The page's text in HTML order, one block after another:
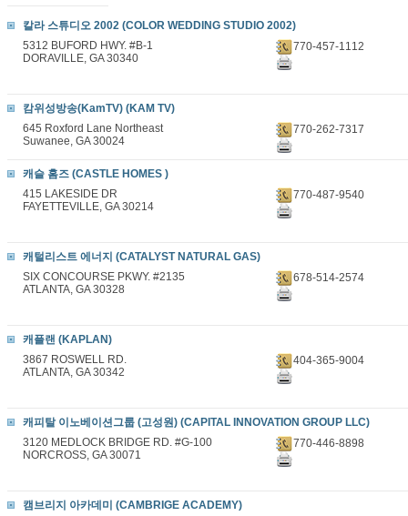
칼라 스튜디오 2002 (COLOR WEDDING STUDIO 2002)
5312 BUFORD HWY. #B-1
DORAVILLE, GA 30340
770-457-1112
캄위성방송(KamTV) (KAM TV)
645 Roxford Lane Northeast
Suwanee, GA 30024
770-262-7317
캐슬 홈즈 (CASTLE HOMES )
415 LAKESIDE DR
FAYETTEVILLE, GA 30214
770-487-9540
캐털리스트 에너지 (CATALYST NATURAL GAS)
SIX CONCOURSE PKWY. #2135
ATLANTA, GA 30328
678-514-2574
캐플랜 (KAPLAN)
3867 ROSWELL RD.
ATLANTA, GA 30342
404-365-9004
캐피탈 이노베이션그룹 (고성원) (CAPITAL INNOVATION GROUP LLC)
3120 MEDLOCK BRIDGE RD. #G-100
NORCROSS, GA 30071
770-446-8898
캠브리지 아카데미 (CAMBRIGE ACADEMY)